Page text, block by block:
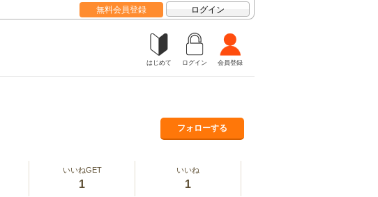
無料会員登録 ログイン
はじめて ログイン 会員登録
フォローする
いいねGET
1
いいね
1